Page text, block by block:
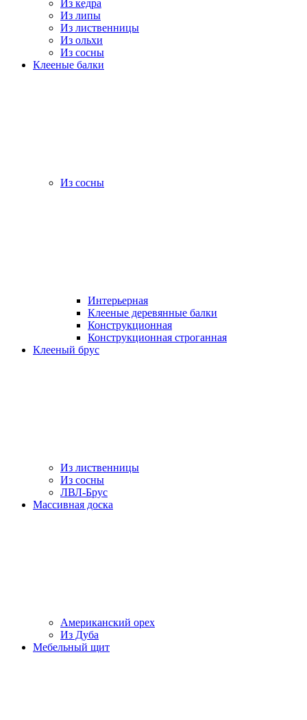
Из кедра
Из липы
Из лиственницы
Из ольхи
Из сосны
Клееные балки
Из сосны
Интерьерная
Клееные деревянные балки
Конструкционная
Конструкционная строганная
Клееный брус
Из лиственницы
Из сосны
ЛВЛ-Брус
Массивная доска
Американский орех
Из Дуба
Мебельный щит